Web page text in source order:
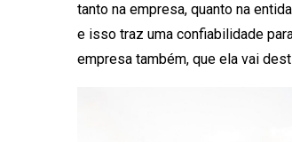
tanto na empresa, quanto na
e isso traz uma confiabilidade
empresa também, que ela vai